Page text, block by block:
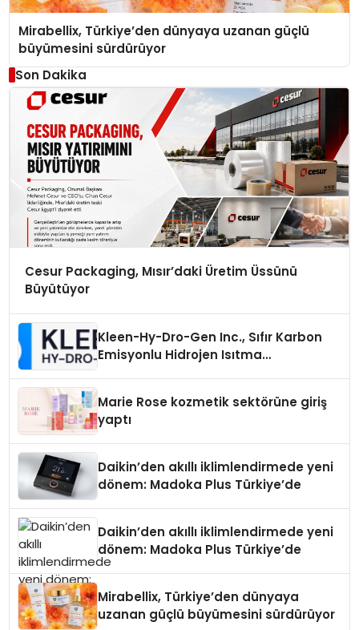
Mirabellix, Türkiye’den dünyaya uzanan güçlü
büyümesini sürdürüyor
Son Dakika
Cesur Packaging, Mısır’daki Üretim Üssünü
Büyütüyor
Kleen-Hy-Dro-Gen Inc., Sıfır Karbon
Emisyonlu Hidrojen Isıtma
Marie Rose kozmetik sektörüne giriş
yaptı
Daikin’den akıllı iklimlendirmede yeni
dönem: Madoka Plus Türkiye’de
Daikin’den akıllı iklimlendirmede yeni
dönem: Madoka Plus Türkiye’de
Mirabellix, Türkiye’den dünyaya
uzanan güçlü büyümesini sürdürüyor